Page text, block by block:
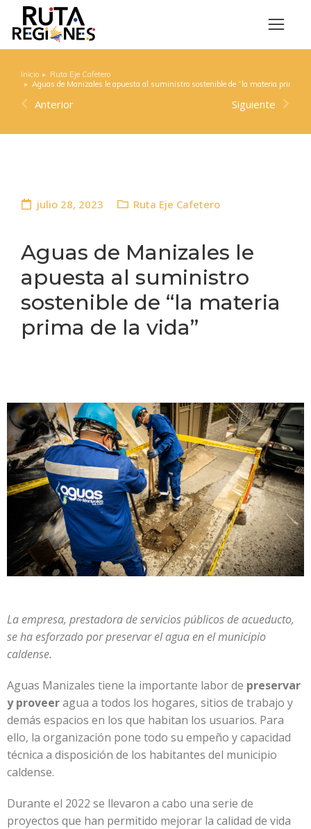
Estás aquí:
Inicio
Ruta Eje Cafetero
Aguas de Manizales le apuesta al suministro sostenible de “la materia prima de
Anterior Siguiente
julio 28, 2023 Ruta Eje Cafetero
Aguas de Manizales le
apuesta al suministro
sostenible de “la materia
prima de la vida”
La empresa, prestadora de servicios públicos de acueducto,
se ha esforzado por preservar el agua en el municipio
caldense.
Aguas Manizales tiene la importante labor de preservar
y proveeragua a todos los hogares, sitios de trabajo y
demás espacios en los que habitan los usuarios. Para
ello, la organización pone todo su empeño y capacidad
técnica a disposición de los habitantes del municipio
caldense.
Durante el 2022 se llevaron a cabo una serie de
proyectos que han permitido mejorar la calidad de vida